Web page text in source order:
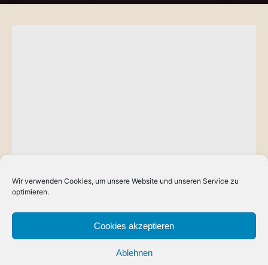
Wir verwenden Cookies, um unsere Website und unseren Service zu
optimieren.
Cookies akzeptieren
Ablehnen
BLOG
Die “Knurrhahn von Havena”
Im vergangenen Herbst habe ich es endlich geschafft mal
das Schiff zu besuchen und zu betreten, das die historische